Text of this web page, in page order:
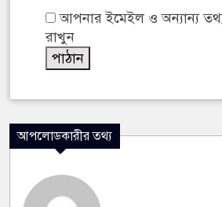
আপনার ইমেইল ও অন্যান্য
রাখুন
আপলোডকারীর তথ্য